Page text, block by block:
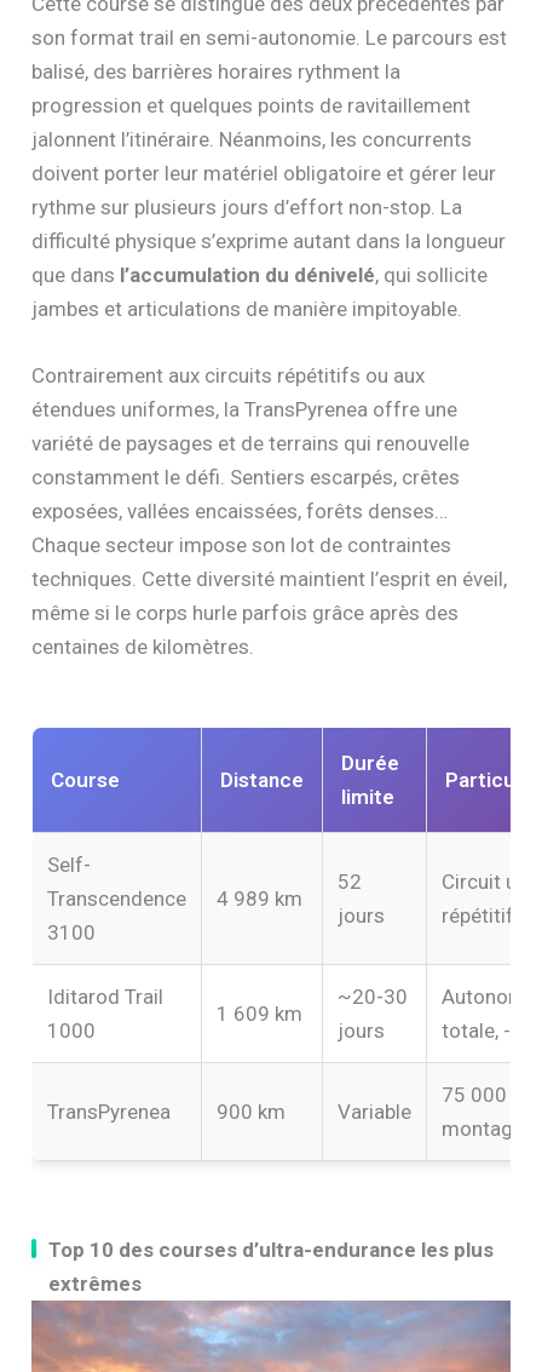
son format trail en semi-autonomie. Le parcours est
balisé, des barrières horaires rythment la
progression et quelques points de ravitaillement
jalonnent l’itinéraire. Néanmoins, les concurrents
doivent porter leur matériel obligatoire et gérer leur
rythme sur plusieurs jours d’effort non-stop. La
difficulté physique s’exprime autant dans la longueur
que dans l’accumulation du dénivelé, qui sollicite
jambes et articulations de manière impitoyable.
Contrairement aux circuits répétitifs ou aux
étendues uniformes, la TransPyrenea offre une
variété de paysages et de terrains qui renouvelle
constamment le défi. Sentiers escarpés, crêtes
exposées, vallées encaissées, forêts denses…
Chaque secteur impose son lot de contraintes
techniques. Cette diversité maintient l’esprit en éveil,
même si le corps hurle parfois grâce après des
centaines de kilomètres.
Course Distance
Durée
limite
Self-
Transcendence
3100
4 989 km
52
jours
Circuit
répétitif
Iditarod Trail
1000
1 609 km
~20-30
jours
Autonomie
totale, -
TransPyrenea 900 km Variable
75 000 m
montagne
Top 10 des courses d’ultra-endurance les plus
extrêmes